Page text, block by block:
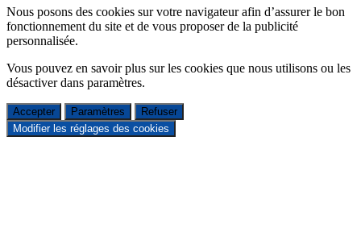
Nous posons des cookies sur votre navigateur afin d’assurer le bon
fonctionnement du site et de vous proposer de la publicité
personnalisée.
Vous pouvez en savoir plus sur les cookies que nous utilisons ou les
désactiver dans paramètres.
Accepter Paramètres
Refuser
Modifier les réglages des cookies